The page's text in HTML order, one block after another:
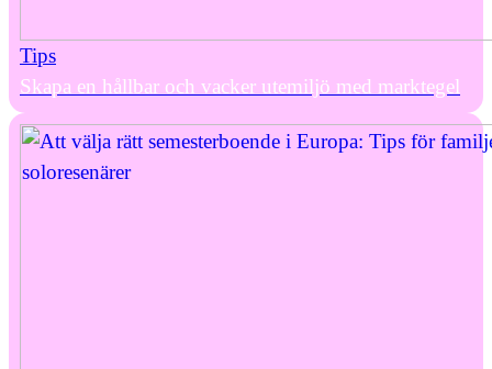
Tips
Skapa en hållbar och vacker utemiljö med marktegel